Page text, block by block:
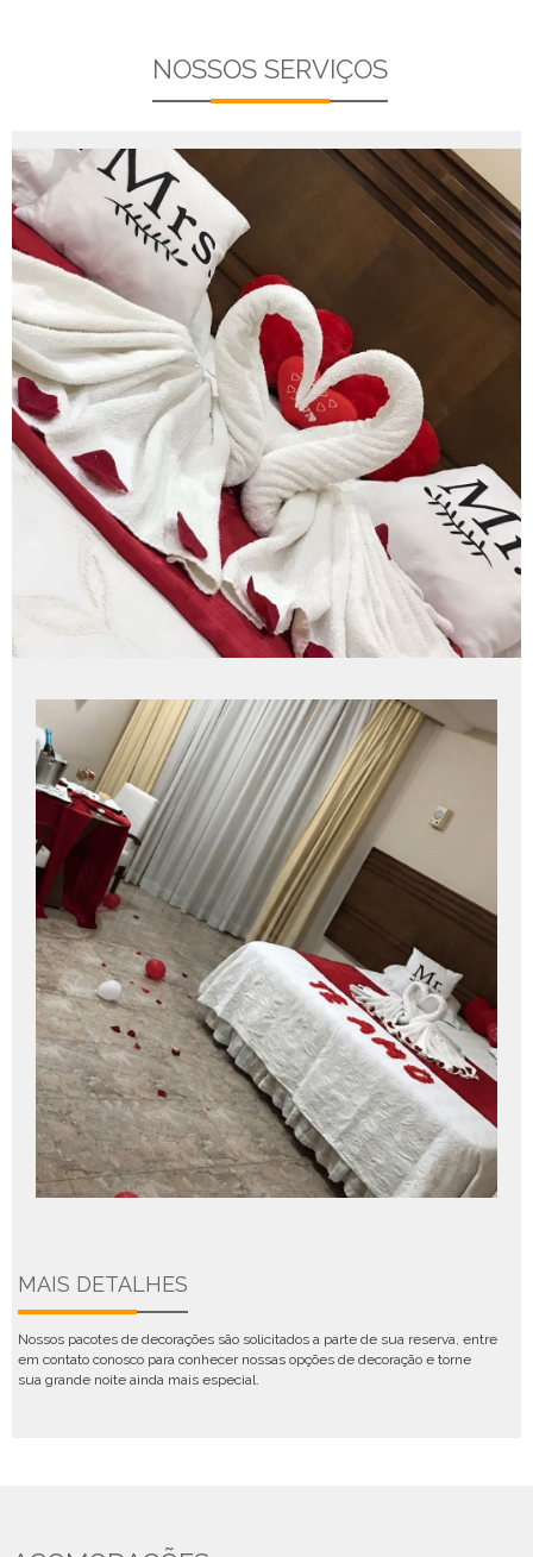
NOSSOS SERVIÇOS
MAIS DETALHES
Nossos pacotes de decorações são solicitados a parte de sua reserva, entre
em contato conosco para conhecer nossas opções de decoração e torne
sua grande noite ainda mais especial.